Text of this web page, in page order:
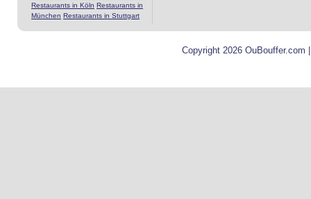
Restaurants in Köln Restaurants in
München Restaurants in Stuttgart
Copyright 2026 OuBouffer.com